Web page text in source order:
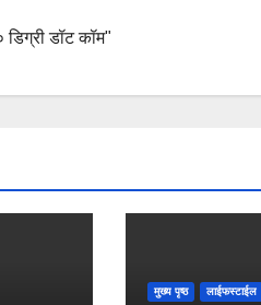
डॉट कॉम"
मुख्य पृष्ठ लाईफस्टाईल